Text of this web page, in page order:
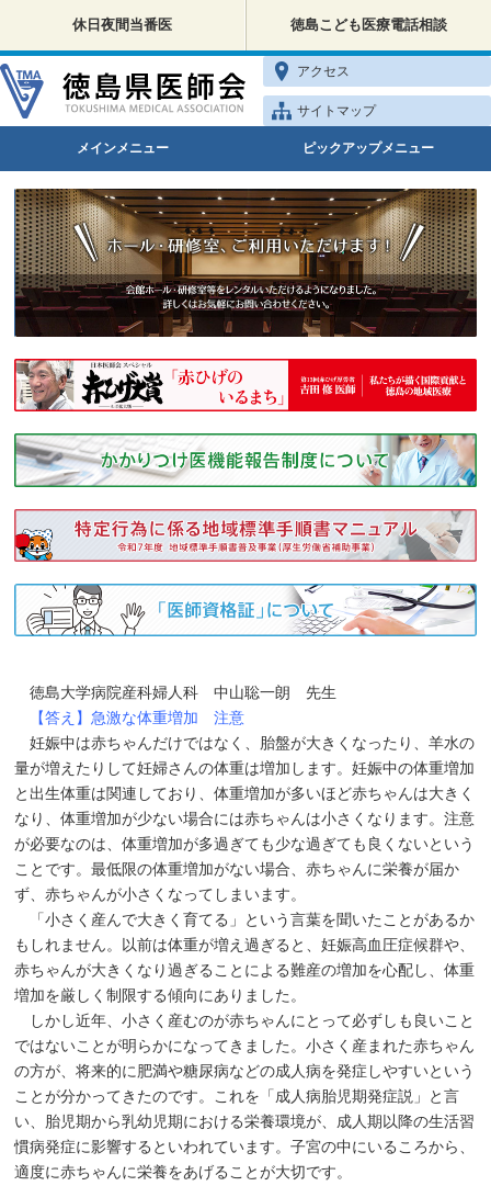
休日夜間当番医 徳島こども医療電話相談
アクセス
サイトマップ
メインメニュー ピックアップメニュー
徳島大学病院産科婦人科 中山聡一朗 先生
【答え】急激な体重増加 注意
妊娠中は赤ちゃんだけではなく、胎盤が大きくなったり、羊水の
量が増えたりして妊婦さんの体重は増加します。妊娠中の体重増加
と出生体重は関連しており、体重増加が多いほど赤ちゃんは大きく
なり、体重増加が少ない場合には赤ちゃんは小さくなります。注意
が必要なのは、体重増加が多過ぎても少な過ぎても良くないという
ことです。最低限の体重増加がない場合、赤ちゃんに栄養が届か
ず、赤ちゃんが小さくなってしまいます。
「小さく産んで大きく育てる」という言葉を聞いたことがあるか
もしれません。以前は体重が増え過ぎると、妊娠高血圧症候群や、
赤ちゃんが大きくなり過ぎることによる難産の増加を心配し、体重
増加を厳しく制限する傾向にありました。
しかし近年、小さく産むのが赤ちゃんにとって必ずしも良いこと
ではないことが明らかになってきました。小さく産まれた赤ちゃん
の方が、将来的に肥満や糖尿病などの成人病を発症しやすいという
ことが分かってきたのです。これを「成人病胎児期発症説」と言
い、胎児期から乳幼児期における栄養環境が、成人期以降の生活習
慣病発症に影響するといわれています。子宮の中にいるころから、
適度に赤ちゃんに栄養をあげることが大切です。